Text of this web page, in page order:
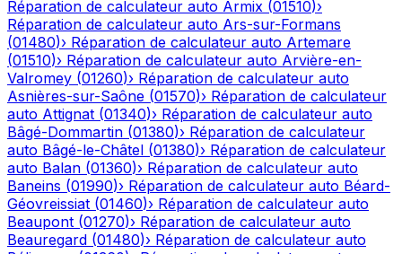
Réparation de calculateur auto Armix (01510)›
Réparation de calculateur auto Ars-sur-Formans
(01480)› Réparation de calculateur auto Artemare
(01510)› Réparation de calculateur auto Arvière-en-
Valromey (01260)› Réparation de calculateur auto
Asnières-sur-Saône (01570)› Réparation de calculateur
auto Attignat (01340)› Réparation de calculateur auto
Bâgé-Dommartin (01380)› Réparation de calculateur
auto Bâgé-le-Châtel (01380)› Réparation de calculateur
auto Balan (01360)› Réparation de calculateur auto
Baneins (01990)› Réparation de calculateur auto Béard-
Géovreissiat (01460)› Réparation de calculateur auto
Beaupont (01270)› Réparation de calculateur auto
Beauregard (01480)› Réparation de calculateur auto